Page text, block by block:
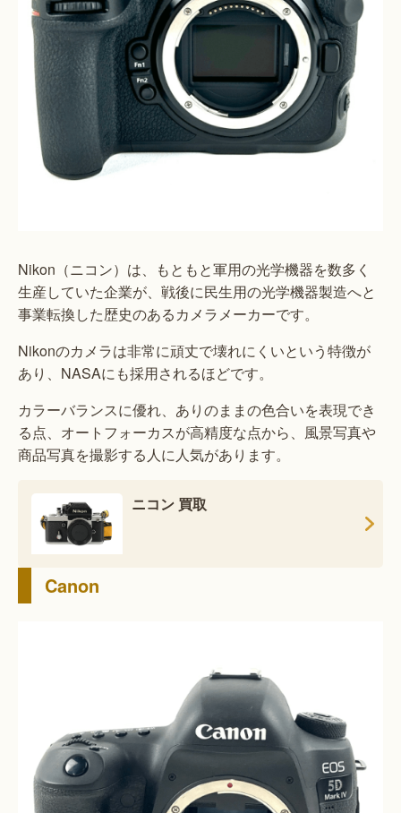
Nikon（ニコン）は、もともと軍用の光学機器を数多く
生産していた企業が、戦後に民生用の光学機器製造へと
事業転換した歴史のあるカメラメーカーです。
Nikonのカメラは非常に頑丈で壊れにくいという特徴が
あり、NASAにも採用されるほどです。
カラーバランスに優れ、ありのままの色合いを表現でき
る点、オートフォーカスが高精度な点から、風景写真や
商品写真を撮影する人に人気があります。
ニコン 買取
Canon